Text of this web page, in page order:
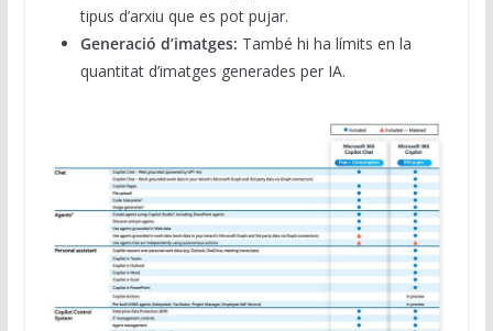
tipus d’arxiu que es pot pujar.
Generació d’imatges: També hi ha límits en la
quantitat d’imatges generades per IA.